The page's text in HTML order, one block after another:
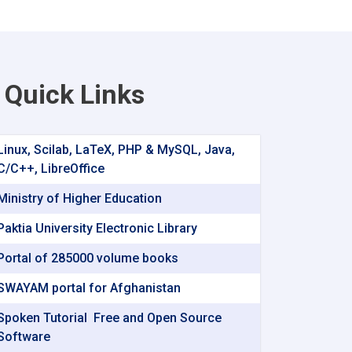
Quick Links
Scilab, LaTeX, PHP & MySQL, Java,
C++, LibreOffice
of Higher Education
University Electronic Library
of 285000 volume books
portal for Afghanistan
Tutorial ‌ Free and Open Source